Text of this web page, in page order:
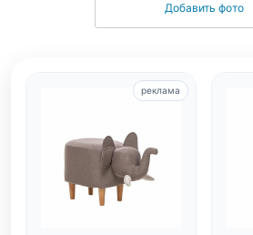
Добавить фото
реклама